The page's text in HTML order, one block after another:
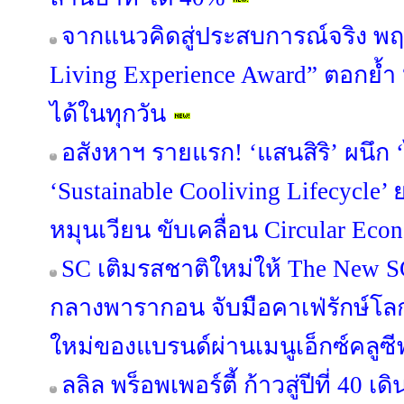
จากแนวคิดสู่ประสบการณ์จริง พ
Living Experience Award” ตอกย้
ได้ในทุกวัน
อสังหาฯ รายแรก! ‘แสนสิริ’ ผนึก
‘Sustainable Cooliving
หมุนเวียน ขับเคลื่อน Circular
SC เติมรสชาติใหม่ให้ The New
กลางพารากอน จับมือคาเฟ่รักษ์โ
ใหม่ของแบรนด์ผ่านเมนูเอ็กซ์คลูซี
ลลิล พร็อพเพอร์ตี้ ก้าวสู่ปีที่ 40 เดิ